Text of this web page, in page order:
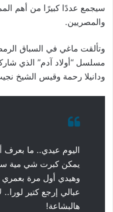
سيجمع عددًا كبيرًا من أهم
والمصريين.
وتألقت ماغي في السباق
مسلسل “أولاد آدم” الذي
ودانيلا رحمة وقيس الشيخ
اليوم عيدي.. ما بعرف
يمكن كبرت شي مية
وهيدي أول مرة بعمري
عبالي إرجع كتير لورا..
هالبشاعة!